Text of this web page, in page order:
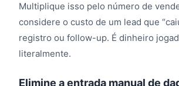
Multiplique isso pelo número de
considere o custo de um lead que
registro ou follow-up. É dinheiro
literalmente.
Elimine a entrada manual de